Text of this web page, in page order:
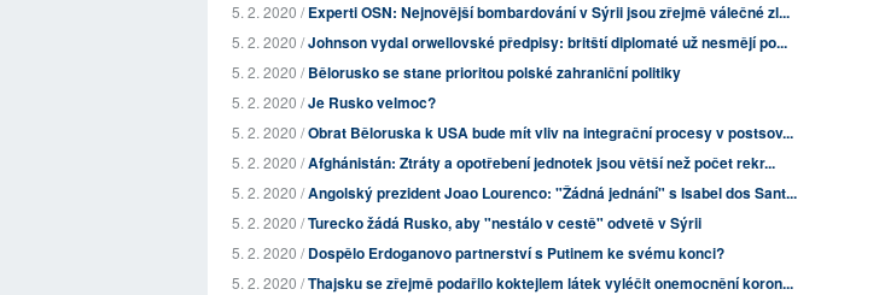
5. 2. 2020 /Experti OSN: Nejnovější bombardování v Sýrii jsou zřejmě válečné zl...
5. 2. 2020 /Johnson vydal orwellovské předpisy: britští diplomaté už nesmějí po...
5. 2. 2020 /Bělorusko se stane prioritou polské zahraniční politiky
5. 2. 2020 /Je Rusko velmoc?
5. 2. 2020 /Obrat Běloruska k USA bude mít vliv na integrační procesy v postsov...
5. 2. 2020 /Afghánistán: Ztráty a opotřebení jednotek jsou větší než počet rekr...
5. 2. 2020 /Angolský prezident Joao Lourenco: "Žádná jednání" s Isabel dos Sant...
5. 2. 2020 /Turecko žádá Rusko, aby "nestálo v cestě" odvetě v Sýrii
5. 2. 2020 /Dospělo Erdoganovo partnerství s Putinem ke svému konci?
5. 2. 2020 /Thajsku se zřejmě podařilo koktejlem látek vyléčit onemocnění koron...